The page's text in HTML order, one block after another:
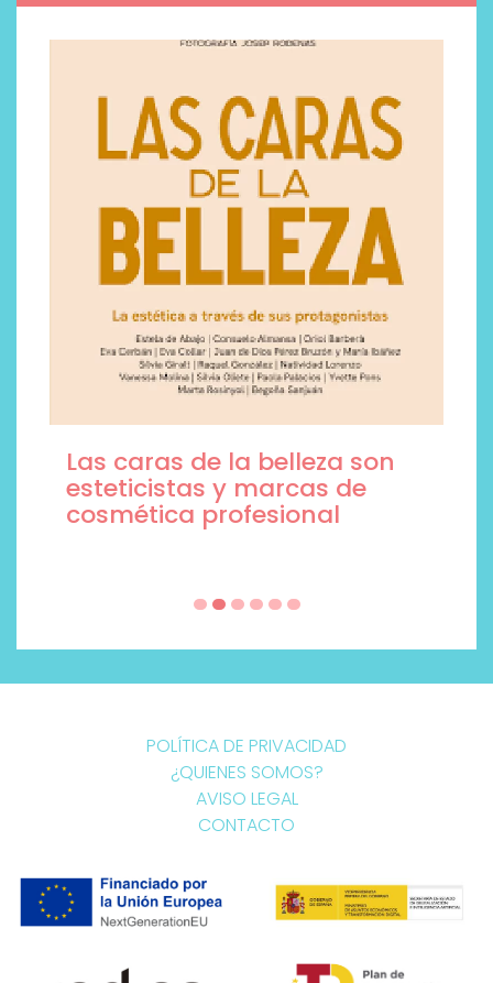
Las caras de la belleza son
esteticistas y marcas de
cosmética profesional
POLÍTICA DE PRIVACIDAD
¿QUIENES SOMOS?
AVISO LEGAL
CONTACTO